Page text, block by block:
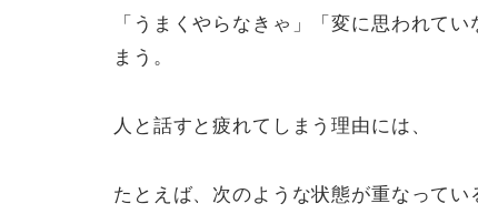
「うまくやらなきゃ」「変に思われて
まう。
人と話すと疲れてしまう理由には、
たとえば、次のような状態が重なってい